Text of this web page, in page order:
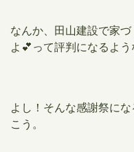
なんか、田山建設で家
よ💕って評判になるよう
よし！そんな感謝祭に
こう。